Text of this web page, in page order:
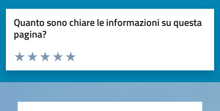
Quanto sono chiare le informazioni su questa
pagina?
Valuta da 1 a 5 stelle la pagina
Valuta 5 stelle su 5
Valuta 4 stelle su 5
Valuta 3 stelle su 5
Valuta 2 stelle su 5
Valuta 1 stelle su 5